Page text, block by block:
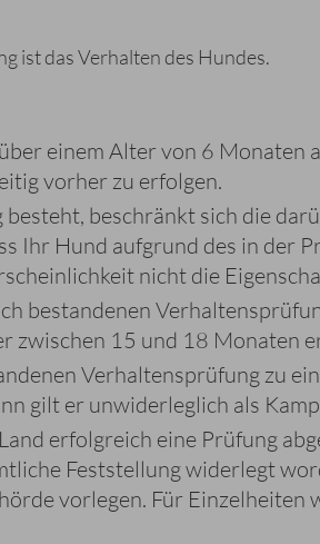
ist das Verhalten des Hundes.
einem Alter von 6 Monaten
vorher zu erfolgen.
beschränkt sich die
Ihr Hund aufgrund des in der
nicht die
bestandenen
zwischen 15 und 18 Monaten
Verhaltensprüfung zu
gilt er unwiderleglich als
erfolgreich eine Prüfung
Feststellung widerlegt
vorlegen. Für Einzelheiten